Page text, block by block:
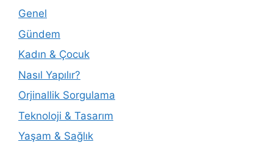
Genel
Gündem
Kadın & Çocuk
Nasıl Yapılır?
Orjinallik Sorgulama
Teknoloji & Tasarım
Yaşam & Sağlık